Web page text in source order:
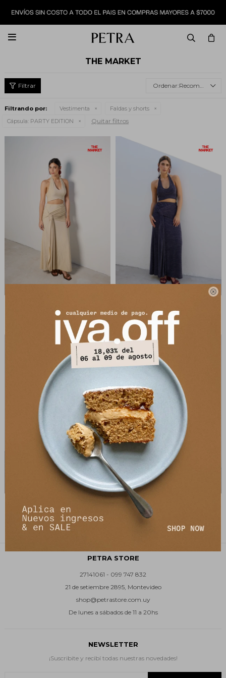


THE MARKET
Recomendados
Filtrando por: Vestimenta
Faldas y shorts
Cápsula: PARTY EDITION Quitar filtros
3.490 $ 6.990 3.490 $
Falda Intuición - Chocolate
$ 3.490 $ 6.990
Falda Intuición - Negro
$ 3.490
PETRA STORE
27141061 - 099 747 832
21 de setiembre 2895, Montevideo
shop@petrastore.com.uy
De lunes a sábados de 11 a 20hs
NEWSLETTER
¡Suscribite y recibí todas nuestras novedades!